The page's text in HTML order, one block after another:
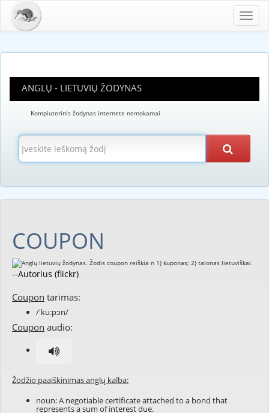
ANGLŲ - LIETUVIŲ ŽODYNAS
Kompiuterinis žodynas internete nemokamai
COUPON
--Autorius (flickr)
Coupon tarimas:
/'ku:pɔn/
Coupon audio:
Žodžio paaiškinimas anglų kalba:
noun: A negotiable certificate attached to a bond that
represents a sum of interest due.